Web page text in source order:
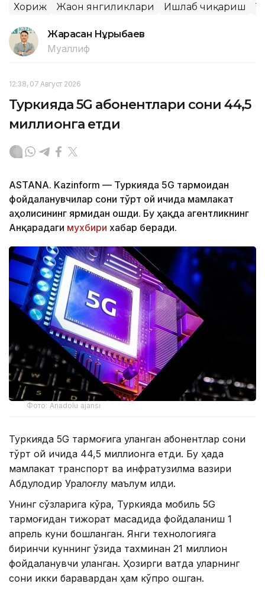
Хориж Жаҳон янгиликлари Ишлаб чиқариш
Жарасқан Нұрыбаев
Муаллиф
12:38, 07 Август 2026
Туркияда 5G абонентлари сони 44,5
миллионга етди
ASTANA. Kazinform — Туркияда 5G тармоғидан
фойдаланувчилар сони тўрт ой ичида мамлакат
аҳолисининг ярмидан ошди. Бу ҳақда агентликнинг
Анқарадаги мухбири хабар беради.
Фото: Anadolu ajansı
Туркияда 5G тармоғига уланган абонентлар сони
тўрт ой ичида 44,5 миллионга етди. Бу ҳақда
мамлакат транспорт ва инфратузилма вазири
Абдулқодир Уралоғлу маълум қилди.
Унинг сўзларига кўра, Туркияда мобиль 5G
тармоғидан тижорат мақсадида фойдаланиш 1
апрель куни бошланган. Янги технологияга
биринчи куннинг ўзида тахминан 21 миллион
фойдаланувчи уланган. Ҳозирги вақтда уларнинг
сони икки баравардан ҳам кўпроқ ошган.